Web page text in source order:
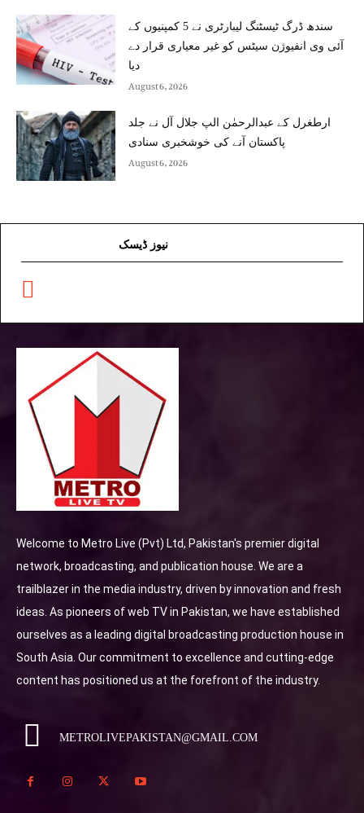
سندھ ڈرگ ٹیسٹنگ لیبارٹری نے 5 کمپنیوں کے
آئی وی انفیوژن سیٹس کو غیر معیاری قرار دے
دیا
August 6, 2026
ارطغرل کے عبدالرحمٰن الپ جلال آل نے جلد
پاکستان آنے کی خوشخبری سنادی
August 6, 2026
نیوز ڈیسک
Welcome to Metro Live (Pvt) Ltd, Pakistan's premier digital
network, broadcasting, and publication house. We are a
trailblazer in the media industry, driven by innovation and fresh
ideas. As pioneers of web TV in Pakistan, we have established
ourselves as a leading digital broadcasting production house in
South Asia. Our commitment to excellence and cutting-edge
content has positioned us at the forefront of the industry.
METROLIVEPAKISTAN@GMAIL.COM